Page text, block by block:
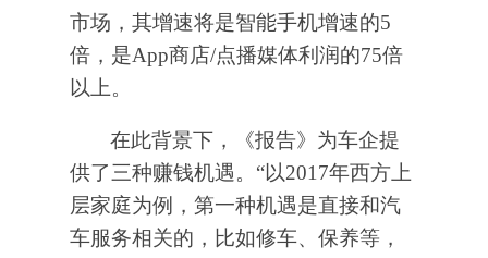
市场，其增速将是智能手机增速的5
倍，是App商店/点播媒体利润的75倍
以上。
在此背景下，《报告》为车企提
供了三种赚钱机遇。“以2017年西方上
层家庭为例，第一种机遇是直接和汽
车服务相关的，比如修车、保养等，